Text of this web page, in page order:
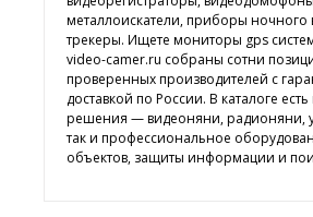
металлоискатели, приборы ночного
трекеры. Ищете мониторы gps
video-camer.ru собраны сотни
проверенных производителей с
доставкой по России. В каталоге
решения — видеоняни, радионяни,
так и профессиональное
объектов, защиты информации и